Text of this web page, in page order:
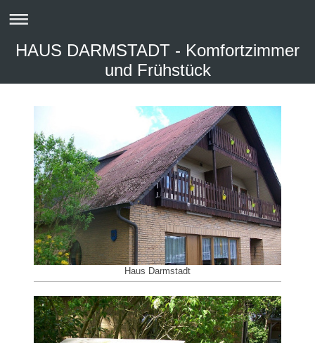
HAUS DARMSTADT - Komfortzimmer
und Frühstück
Haus Darmstadt